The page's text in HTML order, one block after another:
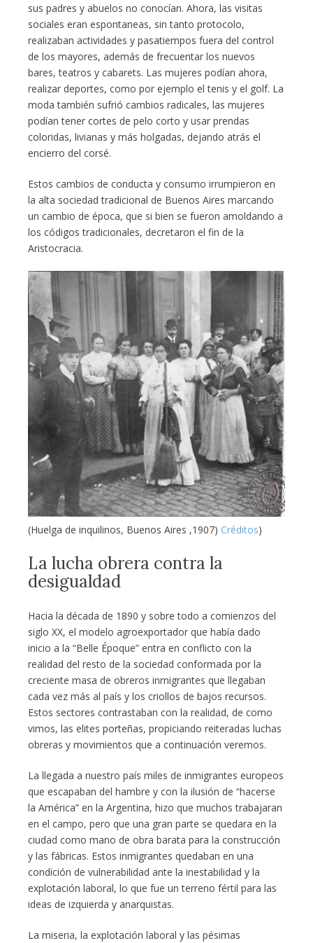
sus padres y abuelos no conocían. Ahora, las visitas
sociales eran espontaneas, sin tanto protocolo,
realizaban actividades y pasatiempos fuera del control
de los mayores, además de frecuentar los nuevos
bares, teatros y cabarets. Las mujeres podían ahora,
realizar deportes, como por ejemplo el tenis y el golf. La
moda también sufrió cambios radicales, las mujeres
podían tener cortes de pelo corto y usar prendas
coloridas, livianas y más holgadas, dejando atrás el
encierro del corsé.
Estos cambios de conducta y consumo irrumpieron en
la alta sociedad tradicional de Buenos Aires marcando
un cambio de época, que si bien se fueron amoldando a
los códigos tradicionales, decretaron el fin de la
Aristocracia.
(Huelga de inquilinos, Buenos Aires ,1907) Créditos)
La lucha obrera contra la
desigualdad
Hacia la década de 1890 y sobre todo a comienzos del
siglo XX, el modelo agroexportador que había dado
inicio a la “Belle Époque” entra en conflicto con la
realidad del resto de la sociedad conformada por la
creciente masa de obreros inmigrantes que llegaban
cada vez más al país y los criollos de bajos recursos.
Estos sectores contrastaban con la realidad, de como
vimos, las elites porteñas, propiciando reiteradas luchas
obreras y movimientos que a continuación veremos.
La llegada a nuestro país miles de inmigrantes europeos
que escapaban del hambre y con la ilusión de “hacerse
la América” en la Argentina, hizo que muchos trabajaran
en el campo, pero que una gran parte se quedara en la
ciudad como mano de obra barata para la construcción
y las fábricas. Estos inmigrantes quedaban en una
condición de vulnerabilidad ante la inestabilidad y la
explotación laboral, lo que fue un terreno fértil para las
ideas de izquierda y anarquistas.
La miseria, la explotación laboral y las pésimas